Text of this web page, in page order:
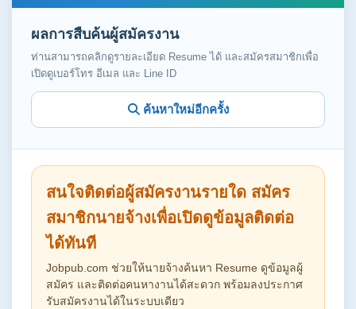
ผลการสืบค้นผู้สมัครงาน
ท่านสามารถคลิกดูรายละเอียด Resume ได้ และสมัครสมาชิกเพื่อ
เปิดดูเบอร์โทร อีเมล และ Line ID
ค้นหาใหม่อีกครั้ง
สนใจติดต่อผู้สมัครงานรายใด สมัคร
สมาชิกนายจ้างเพื่อเปิดดูข้อมูลติดต่อ
ได้ทันที
Jobpub.com ช่วยให้นายจ้างค้นหา Resume ดูข้อมูลผู้
สมัคร และติดต่อคนหางานได้สะดวก พร้อมลงประกาศ
รับสมัครงานได้ในระบบเดียว